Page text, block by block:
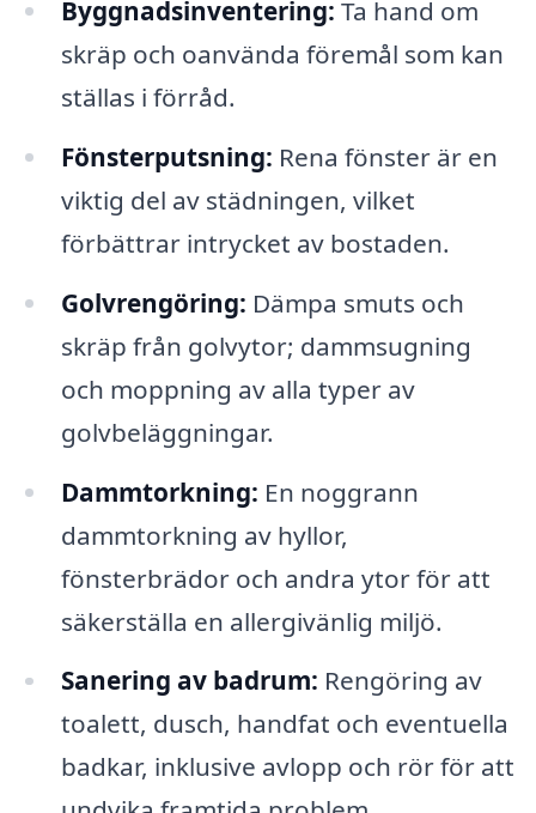
Byggnadsinventering: Ta hand om
skräp och oanvända föremål som kan
ställas i förråd.
Fönsterputsning: Rena fönster är en
viktig del av städningen, vilket
förbättrar intrycket av bostaden.
Golvrengöring: Dämpa smuts och
skräp från golvytor; dammsugning
och moppning av alla typer av
golvbeläggningar.
Dammtorkning: En noggrann
dammtorkning av hyllor,
fönsterbrädor och andra ytor för att
säkerställa en allergivänlig miljö.
Sanering av badrum: Rengöring av
toalett, dusch, handfat och eventuella
badkar, inklusive avlopp och rör för att